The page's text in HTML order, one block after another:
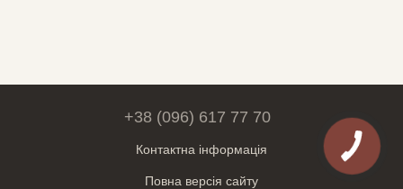
+38 (096) 617 77 70
Контактна інформація
Повна версія сайту